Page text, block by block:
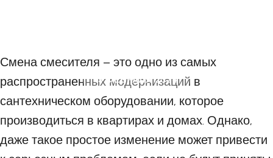
15 ФЕВРАЛЯ 2024
Смена смесителя – это одно из самых
распространенных модернизаций в
сантехническом оборудовании, которое
производиться в квартирах и домах. Однако,
даже такое простое изменение может привести